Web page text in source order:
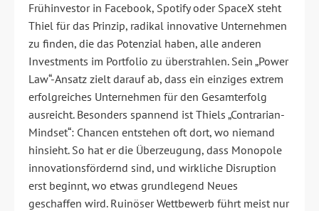
Frühinvestor in Facebook, Spotify oder SpaceX steht
Thiel für das Prinzip, radikal innovative Unternehmen
zu finden, die das Potenzial haben, alle anderen
Investments im Portfolio zu überstrahlen. Sein „Power
Law“-Ansatz zielt darauf ab, dass ein einziges extrem
erfolgreiches Unternehmen für den Gesamterfolg
ausreicht. Besonders spannend ist Thiels „Contrarian-
Mindset“: Chancen entstehen oft dort, wo niemand
hinsieht. So hat er die Überzeugung, dass Monopole
innovationsfördernd sind, und wirkliche Disruption
erst beginnt, wo etwas grundlegend Neues
geschaffen wird. Ruinöser Wettbewerb führt meist nur